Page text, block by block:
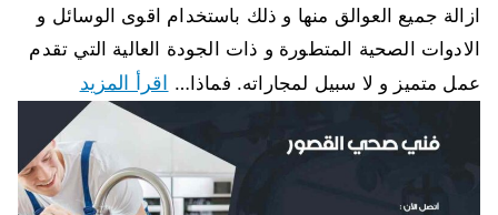
ازالة جميع العوالق منها و ذلك باستخدام اقوى الوسائل و
الادوات الصحية المتطورة و ذات الجودة العالية التي تقدم
عمل متميز و لا سبيل لمجاراته. فماذا… اقرأ المزيد